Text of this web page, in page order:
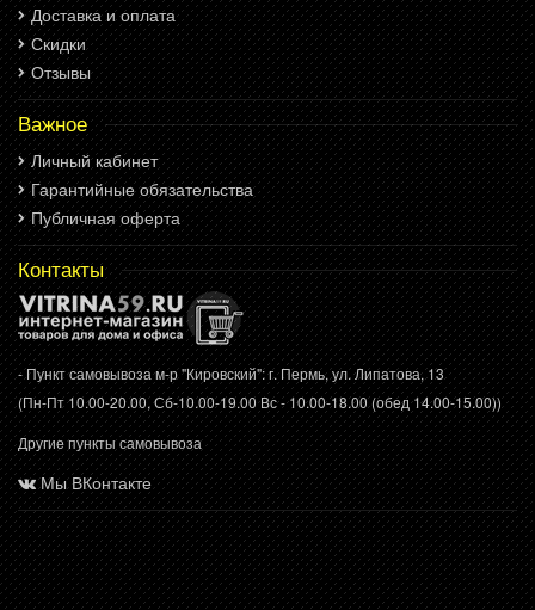
Доставка и оплата
Скидки
Отзывы
Важное
Личный кабинет
Гарантийные обязательства
Публичная оферта
Контакты
- Пункт самовывоза м-р "Кировский": г. Пермь, ул. Липатова, 13
(Пн-Пт 10.00-20.00, Сб-10.00-19.00 Вс - 10.00-18.00 (обед 14.00-15.00))
Другие пункты самовывоза
Мы ВКонтакте